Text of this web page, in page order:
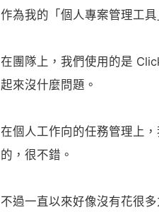
作為我的「個人專案管理工具
在團隊上，我們使用的是
起來沒什麼問題。
在個人工作向的任務管理上
的，很不錯。
不過一直以來好像沒有花很